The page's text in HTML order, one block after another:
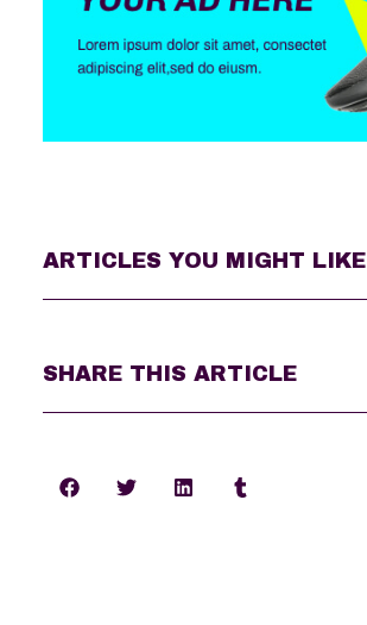
ARTICLES YOU MIGHT LIKE
SHARE THIS ARTICLE